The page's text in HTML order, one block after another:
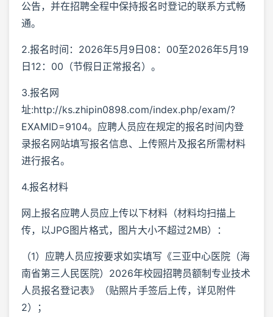
公告，并在招聘全程中保持报名时登记的联系方式畅
通。
2.报名时间：2026年5月9日08：00至2026年5月19
日12：00（节假日正常报名）。
3.报名网
址:http://ks.zhipin0898.com/index.php/exam/?
EXAMID=9104。应聘人员应在规定的报名时间内登
录报名网站填写报名信息、上传照片及报名所需材料
进行报名。
4.报名材料
网上报名应聘人员应上传以下材料（材料均扫描上
传，以JPG图片格式，图片大小不超过2MB）：
（1）应聘人员应按要求如实填写《三亚中心医院（海
南省第三人民医院）2026年校园招聘员额制专业技术
人员报名登记表》（贴照片手签后上传，详见附件
2）；